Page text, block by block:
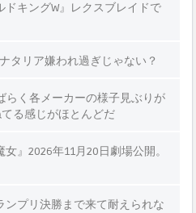
ドキングW』レクスブレイドで
タリア嫌われ過ぎじゃない？
らく各メーカーの様子見ぶりが
る感じがほとんどだ
』2026年11月20日劇場公開。
ンプリ決勝まで来て耐えられな